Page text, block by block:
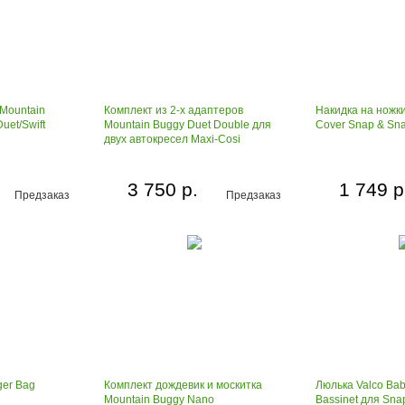
Swift
Предзаказ
Комплект из 2-х адаптеров
Mountain Buggy Duet Double для
двух автокресел Maxi-Cosi
Предзаказ
3 750 р.
Накидка на
Cover Snap &
1 749
Bag
Комплект дождевик и москитка
Mountain Buggy Nano
Люлька Valco
Bassinet для